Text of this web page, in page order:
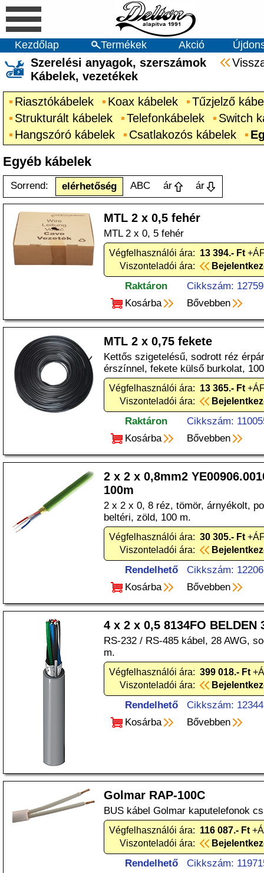
Kezdőlap Termékek Akció
Szerelési anyagok, szerszámok
Kábelek, vezetékek
Riasztókábelek
Koax kábelek
Tűzjelző
Strukturált kábelek
Telefonkábelek
Switch
Hangszóró kábelek
Csatlakozós kábelek
Egyéb kábelek
Sorrend: elérhetőség ABC ár ár
MTL 2 x 0,5 fehér
MTL 2 x 0, 5 fehér
Végfelhasználói ára: 13 394.- Ft
Viszonteladói ára:
Raktáron
Cikkszám:
Kosárba
Bővebben
MTL 2 x 0,75 fekete
Kettős szigetelésű, sodrott réz
érszínnel, fekete külső burkolat,
Végfelhasználói ára: 13 365.- Ft
Viszonteladói ára:
Raktáron
Cikkszám:
Kosárba
Bővebben
2 x 2 x 0,8mm2
100m
2 x 2 x 0, 8 réz, tömör, árnyékolt,
beltéri, zöld, 100 m.
Végfelhasználói ára: 30 305.- Ft
Viszonteladói ára:
Rendelhető
Cikkszám:
Kosárba
Bővebben
4 x 2 x 0,5 8134FO BELDEN
RS-232 / RS-485 kábel, 28 AWG,
m.
Végfelhasználói ára: 399 018.- Ft
Viszonteladói ára:
Rendelhető
Cikkszám:
Kosárba
Bővebben
Golmar RAP-100C
BUS kábel Golmar kaputelefonok
Végfelhasználói ára: 116 087.- Ft
Viszonteladói ára:
Rendelhető
Cikkszám: